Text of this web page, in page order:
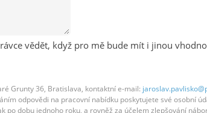
vědět, když pro mě bude mít i jinou
Grunty 36, Bratislava, kontaktní e-mail:
odpovědi na pracovní nabídku poskytujete své osobní
po dobu jednoho roku, a rovněž za účelem zlepšování